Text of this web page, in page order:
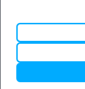
Минск - Гомель
Полоцк - Рига
Минск - Вильнюс